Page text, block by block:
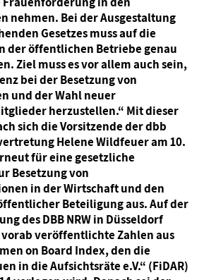
nehmen. Bei der Ausgestaltung
Gesetzes muss auf die
der öffentlichen Betriebe genau
Ziel muss es vor allem auch sein,
bei der Besetzung von
und der Wahl neuer
herzustellen.“ Mit dieser
sich die Vorsitzende der dbb
Helene Wildfeuer am 10.
für eine gesetzliche
Besetzung von
in der Wirtschaft und den
Beteiligung aus. Auf der
des DBB NRW in Düsseldorf
veröffentlichte Zahlen aus
on Board Index, den die
in die Aufsichtsräte e.V.“ (FiDAR)